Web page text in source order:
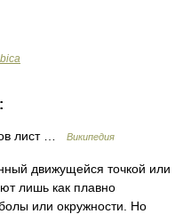
лист … Википедия
движущейся точкой или
лишь как плавно
или окружности. Но